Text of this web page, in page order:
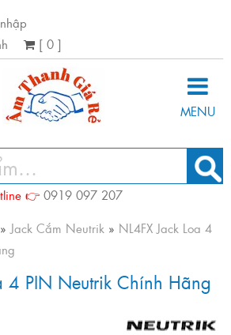
[ 0 ]
MENU
👉 0919 097 207
»Jack Cắm Neutrik » NL4FX Jack Loa 4
4 PIN Neutrik Chính Hãng